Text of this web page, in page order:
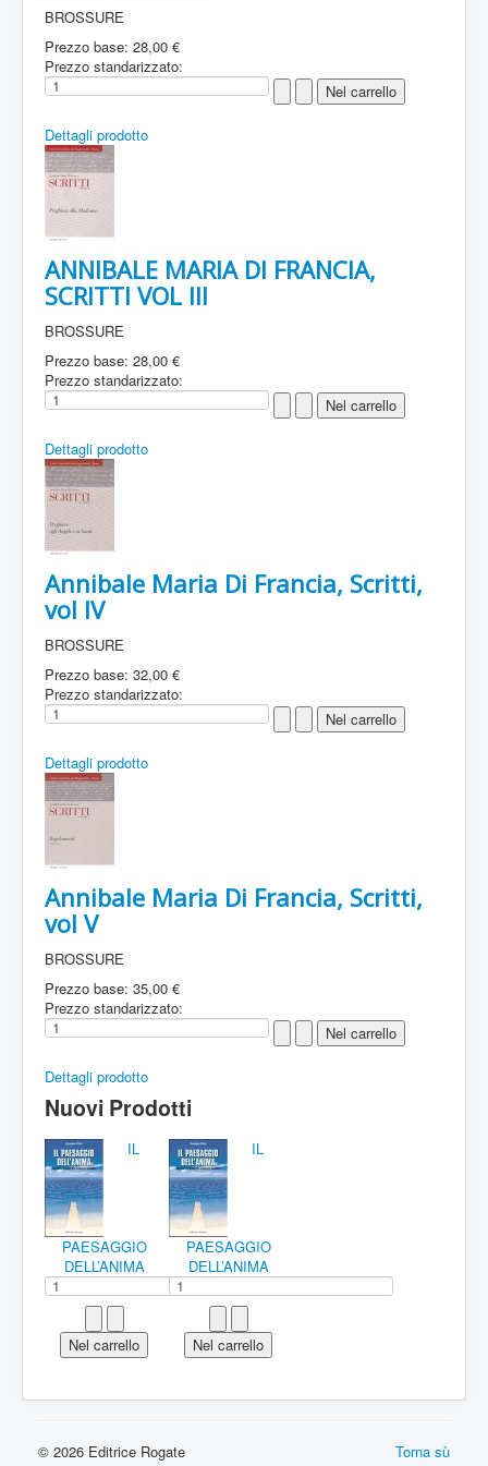
BROSSURE
Prezzo base: 28,00 €
Prezzo standarizzato:
Dettagli prodotto
ANNIBALE MARIA DI FRANCIA,
SCRITTI VOL III
BROSSURE
Prezzo base: 28,00 €
Prezzo standarizzato:
Dettagli prodotto
Annibale Maria Di Francia, Scritti,
vol IV
BROSSURE
Prezzo base: 32,00 €
Prezzo standarizzato:
Dettagli prodotto
Annibale Maria Di Francia, Scritti,
vol V
BROSSURE
Prezzo base: 35,00 €
Prezzo standarizzato:
Dettagli prodotto
Nuovi Prodotti
IL
PAESAGGIO
DELL’ANIMA
IL
PAESAGGIO
DELL’ANIMA
Torna sù
© 2026 Editrice Rogate